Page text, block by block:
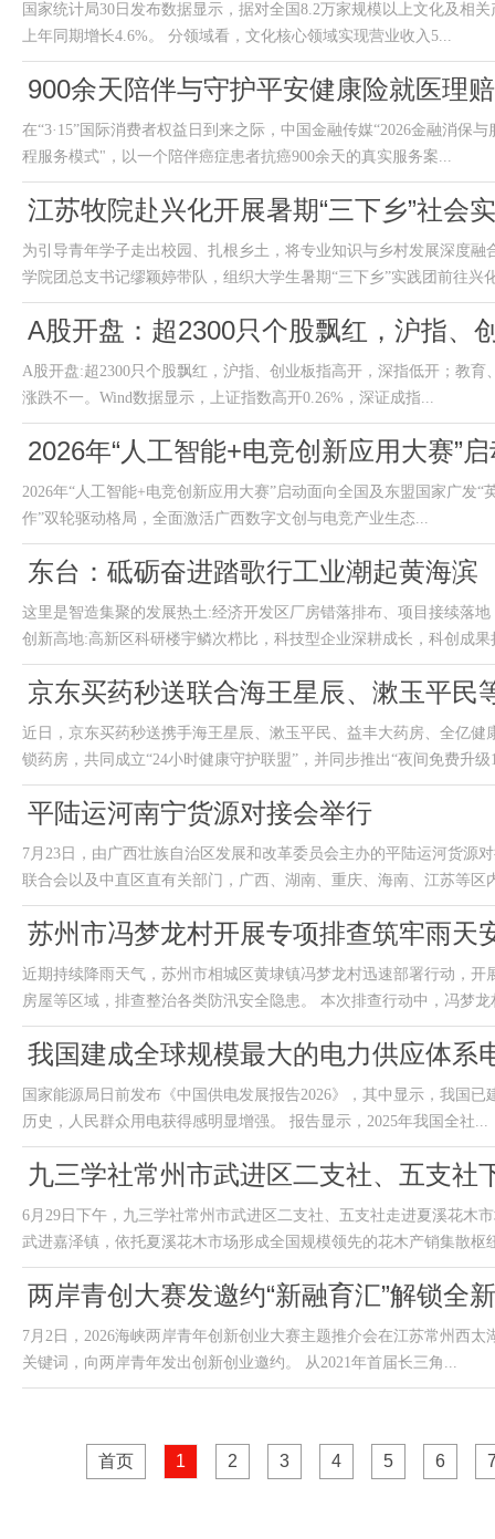
国家统计局30日发布数据显示，据对全国8.2万家规模以上文化及相
上年同期增长4.6%。 分领域看，文化核心领域实现营业收入5...
900余天陪伴与守护平安健康险就医理
在“3·15”国际消费者权益日到来之际，中国金融传媒“2026金融消保
程服务模式"，以一个陪伴癌症患者抗癌900余天的真实服务案...
江苏牧院赴兴化开展暑期“三下乡”社会
为引导青年学子走出校园、扎根乡土，将专业知识与乡村发展深度
学院团总支书记缪颖婷带队，组织大学生暑期“三下乡”实践团前往兴
A股开盘：超2300只个股飘红，沪指、
A股开盘:超2300只个股飘红，沪指、创业板指高开，深指低开；教
涨跌不一。Wind数据显示，上证指数高开0.26%，深证成指...
2026年“人工智能+电竞创新应用大赛”
2026年“人工智能+电竞创新应用大赛”启动面向全国及东盟国家广发
作”双轮驱动格局，全面激活广西数字文创与电竞产业生态...
东台：砥砺奋进踏歌行工业潮起黄海滨
这里是智造集聚的发展热土:经济开发区厂房错落排布、项目接续落
创新高地:高新区科研楼宇鳞次栉比，科技型企业深耕成长，科创成果
京东买药秒送联合海王星辰、漱玉平民
近日，京东买药秒送携手海王星辰、漱玉平民、益丰大药房、全亿
锁药房，共同成立“24小时健康守护联盟”，并同步推出“夜间免费升级
平陆运河南宁货源对接会举行
7月23日，由广西壮族自治区发展和改革委员会主办的平陆运河货源
联合会以及中直区直有关部门，广西、湖南、重庆、海南、江苏等区
苏州市冯梦龙村开展专项排查筑牢雨天
近期持续降雨天气，苏州市相城区黄埭镇冯梦龙村迅速部署行动，
房屋等区域，排查整治各类防汛安全隐患。 本次排查行动中，冯梦
我国建成全球规模最大的电力供应体系
国家能源局日前发布《中国供电发展报告2026》，其中显示，我国
历史，人民群众用电获得感明显增强。 报告显示，2025年我国全社...
九三学社常州市武进区二支社、五支社
6月29日下午，九三学社常州市武进区二支社、五支社走进夏溪花木
武进嘉泽镇，依托夏溪花木市场形成全国规模领先的花木产销集散枢
两岸青创大赛发邀约“新融育汇”解锁全
7月2日，2026海峡两岸青年创新创业大赛主题推介会在江苏常州西
关键词，向两岸青年发出创新创业邀约。 从2021年首届长三角...
首页 1 2 3 4 5 6